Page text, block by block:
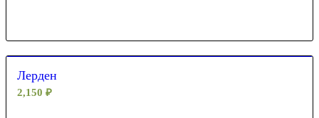
Лерден
2,150 ₽